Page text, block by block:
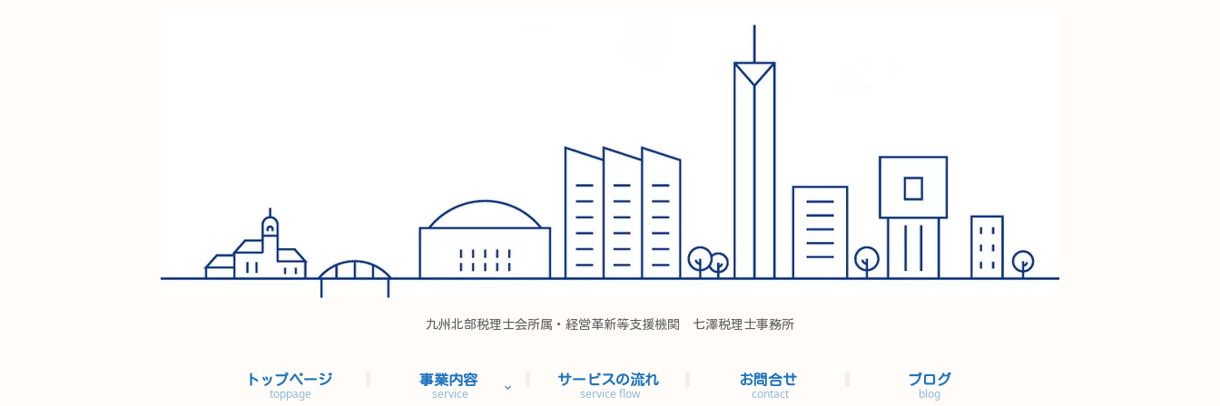
九州北部税理士会所属・経営革新等支援機関 七澤税理士事務所
トップページ
toppage
事業内容
service
サービスの流れ
service flow
お問合せ
contact
ブログ
blog